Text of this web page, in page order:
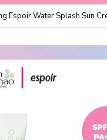
Espoir Water Splash Sun